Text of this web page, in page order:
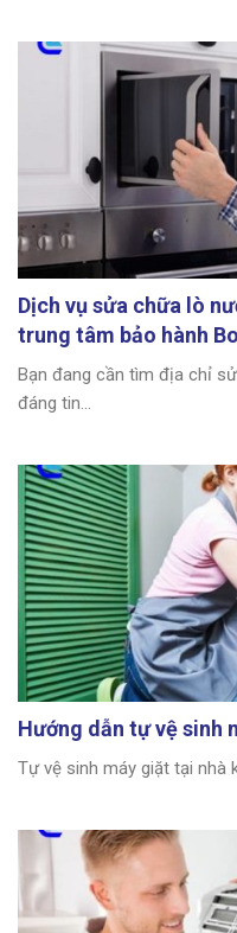
Dịch vụ sửa chữa lò
trung tâm bảo hành
Bạn đang cần tìm địa chỉ
đáng tin...
Hướng dẫn tự vệ sinh
Tự vệ sinh máy giặt tại nhà